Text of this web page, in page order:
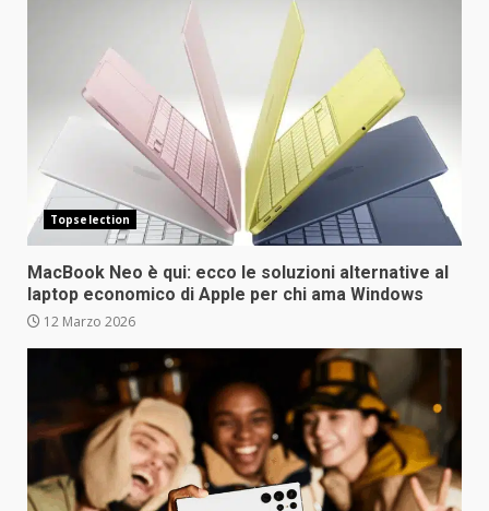
Topselection
MacBook Neo è qui: ecco le soluzioni alternative al
laptop economico di Apple per chi ama Windows
12 Marzo 2026